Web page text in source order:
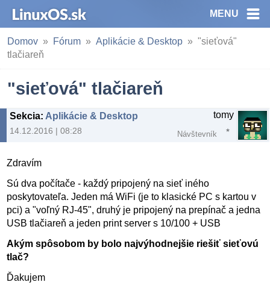
MENU
Domov Fórum Aplikácie & Desktop
"sieťová"
tlačiareň
"sieťová" tlačiareň
Sekcia: Aplikácie & Desktop
14.12.2016 | 08:28
tomy
Návštevník
Zdravím
Sú dva počítače - každý pripojený na sieť iného
poskytovateľa. Jeden má WiFi (je to klasické PC s kartou v
pci) a "voľný RJ-45", druhý je pripojený na prepínač a jedna
USB tlačiareň a jeden print server s 10/100 + USB
Akým spôsobom by bolo najvýhodnejšie riešiť sieťovú
tlač?
Ďakujem